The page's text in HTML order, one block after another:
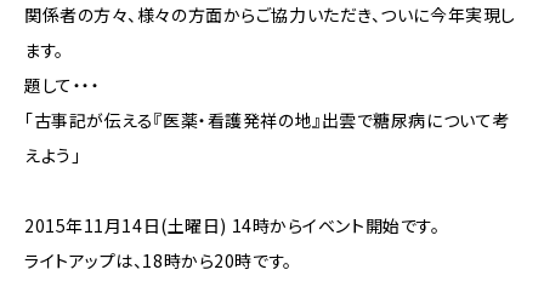
関係者の方々、様々の方面からご協力いただき、ついに今年実現し
ます。
題して・・・
「古事記が伝える『医薬・看護発祥の地』出雲で糖尿病について考
えよう」
2015年11月14日(土曜日) 14時からイベント開始です。
ライトアップは、18時から20時です。